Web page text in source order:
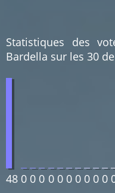
Statistiques des
Bardella sur les 30
48 0 0 0 0 0 0 0 0 0 0